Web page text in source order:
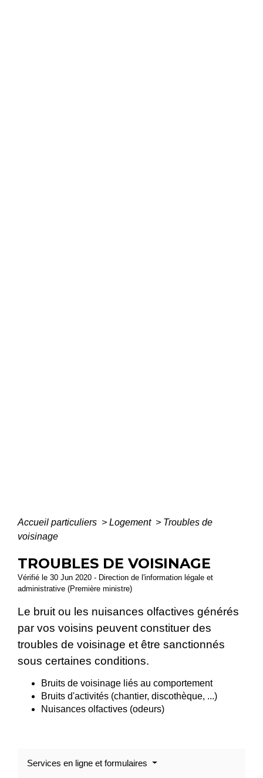
Accueil particuliers > Logement > Troubles de
voisinage
TROUBLES DE VOISINAGE
Vérifié le 30 Jun 2020 - Direction de l'information légale et
administrative (Première ministre)
Le bruit ou les nuisances olfactives générés
par vos voisins peuvent constituer des
troubles de voisinage et être sanctionnés
sous certaines conditions.
Bruits de voisinage liés au comportement
Bruits d'activités (chantier, discothèque, ...)
Nuisances olfactives (odeurs)
Services en ligne et formulaires